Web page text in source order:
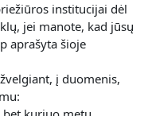
institucijai dėl
jei manote, kad jūsų
aprašyta šioje
į duomenis,